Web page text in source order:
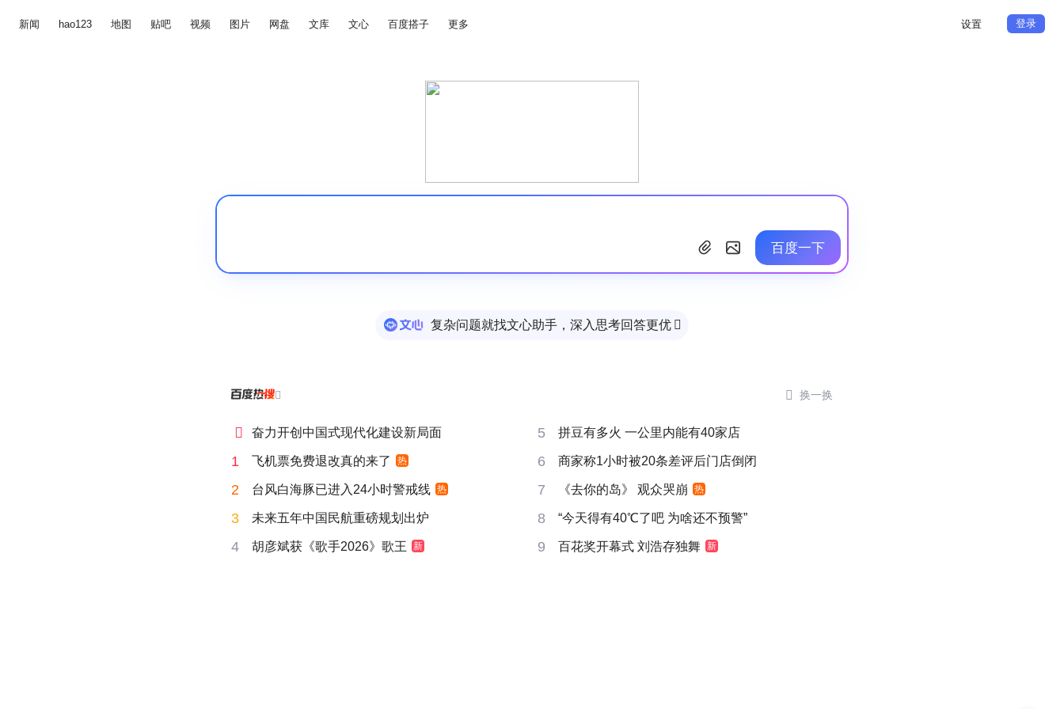
新闻 hao123 地图 贴吧 视频 图片 网盘 文库 文心 百度搭子 更多 设置 登录
百度一下
复杂问题就找文心助手，深入思考回答更优 
  换一换
 奋力开创中国式现代化建设新局面 5 拼豆有多火 一公里内能有40家店
1 飞机票免费退改真的来了 热 6 商家称1小时被20条差评后门店倒闭
2 台风白海豚已进入24小时警戒线 热 7 《去你的岛》 观众哭崩 热
3 未来五年中国民航重磅规划出炉 8 “今天得有40℃了吧 为啥还不预警”
4 胡彦斌获《歌手2026》歌王 新 9 百花奖开幕式 刘浩存独舞 新